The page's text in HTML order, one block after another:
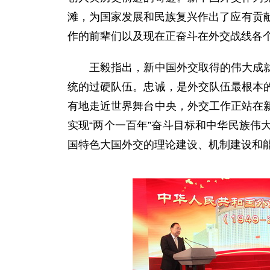
滩，为国家发展和民族复兴作出了应有贡
作的前辈们以及现在正奋斗在外交战线各
王毅指出，新中国外交取得的伟大成就
统的过硬队伍。忠诚，是外交队伍最根
有地走近世界舞台中央，外交工作正站
实现“两个一百年”奋斗目标和中华民族
国特色大国外交的理论建设、机制建设